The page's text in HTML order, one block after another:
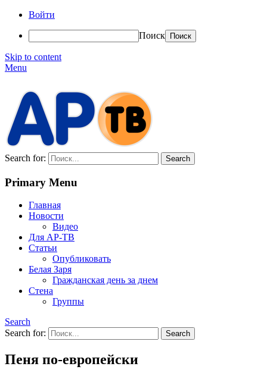
Войти
Поиск
Skip to content
Menu
Search for:
Primary Menu
Главная
Новости
Видео
Для АР-ТВ
Статьи
Опубликовать
Белая Заря
Гражданская день за днем
Стена
Группы
Search
Search for:
Пеня по-европейски